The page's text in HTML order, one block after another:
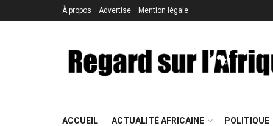
À propos Advertise Mention légale
ACCUEIL ACTUALITÉ AFRICAINE POLITIQUE